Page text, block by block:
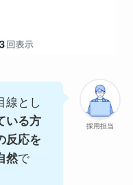
採用担当
線とし
いる方
反応を
然で